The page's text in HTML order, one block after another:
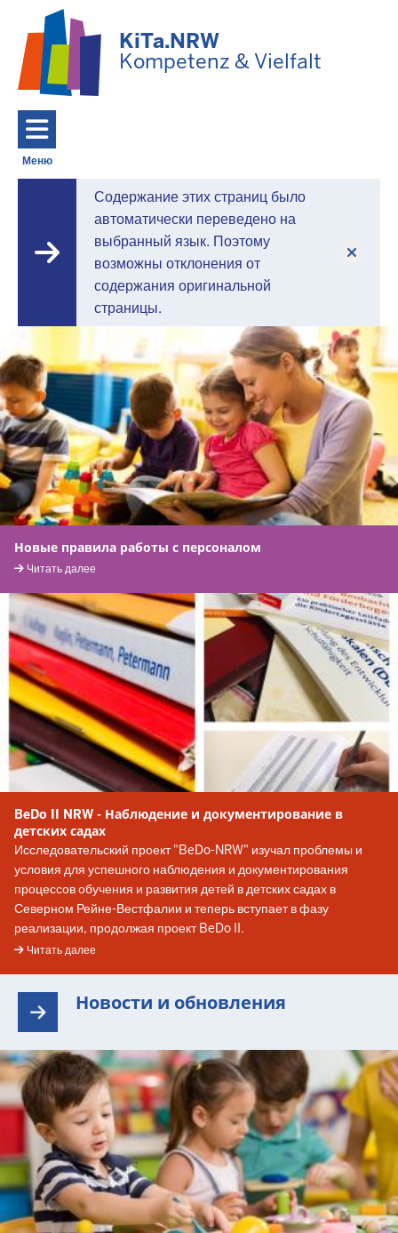
Перейти к основному содержанию
KiTa.NRW
Kompetenz & Vielfalt
Меню
Toggle navigation: Главное меню
KiTa.NRW
Компетентность
и
разнообразие
Содержание этих страниц было
автоматически переведено на
выбранный язык. Поэтому
возможны отклонения от
содержания оригинальной
страницы.
Новые правила работы с персоналом
Читать далее
BeDo II NRW - Наблюдение и документирование в
детских садах
Исследовательский проект "BeDo-NRW" изучал проблемы и
условия для успешного наблюдения и документирования
процессов обучения и развития детей в детских садах в
Северном Рейне-Вестфалии и теперь вступает в фазу
реализации, продолжая проект BeDo II.
Читать далее
Новости и обновления